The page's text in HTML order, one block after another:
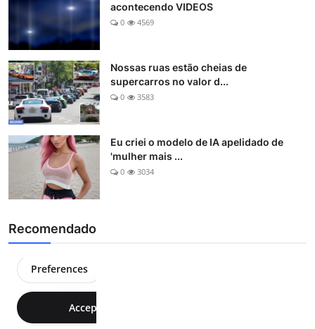
acontecendo VIDEOS
0 4569
Nossas ruas estão cheias de
supercarros no valor d...
0 3583
Eu criei o modelo de IA apelidado de
'mulher mais ...
0 3034
Recomendado